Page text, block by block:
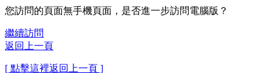
您訪問的頁面無手機頁面，是否進一步訪問電腦版？
繼續訪問
返回上一頁
[ 點擊這裡返回上一頁 ]